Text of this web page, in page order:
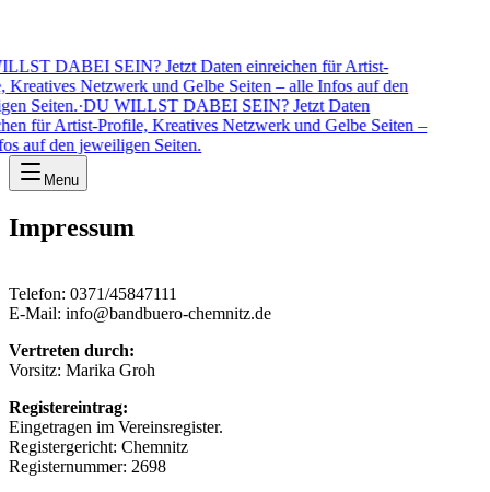
DABEI SEIN? Jetzt Daten einreichen für Artist-
Netzwerk und Gelbe Seiten – alle Infos auf den
Seiten.·DU WILLST DABEI SEIN? Jetzt Daten
für Artist-Profile, Kreatives Netzwerk und Gelbe Seiten –
auf den jeweiligen Seiten.
Menu
Impressum
Telefon: 0371/45847111
E-Mail: info@bandbuero-chemnitz.de
Vertreten durch:
Vorsitz: Marika Groh
Registereintrag:
Eingetragen im Vereinsregister.
Registergericht: Chemnitz
Registernummer: 2698